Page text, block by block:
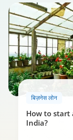
बिज़नेस लोन
How to start
India?